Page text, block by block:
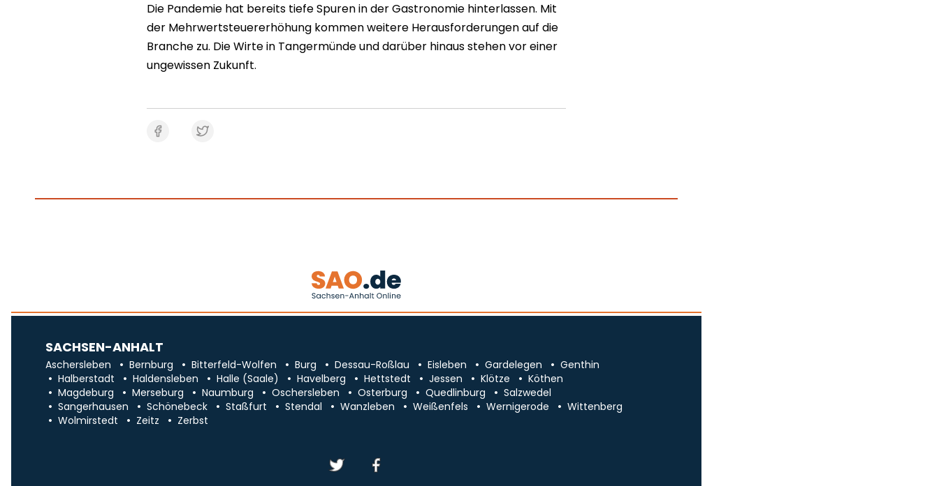
Die Pandemie hat bereits tiefe Spuren in der Gastronomie hinterlassen. Mit
der Mehrwertsteuererhöhung kommen weitere Herausforderungen auf die
Branche zu. Die Wirte in Tangermünde und darüber hinaus stehen vor einer
ungewissen Zukunft.
SACHSEN-ANHALT
Aschersleben Bernburg Bitterfeld-Wolfen Burg Dessau-Roßlau Eisleben Gardelegen
Genthin
Halberstadt
Haldensleben Halle (Saale) Havelberg Hettstedt Jessen Klötze
Köthen
Magdeburg
Merseburg Naumburg Oschersleben Osterburg Quedlinburg
Salzwedel
Sangerhausen
Schönebeck Staßfurt Stendal Wanzleben Weißenfels Wernigerode
Wittenberg
Wolmirstedt
Zeitz Zerbst